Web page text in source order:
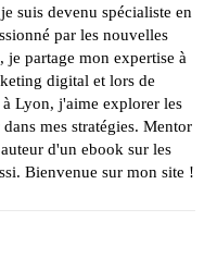
suis devenu spécialiste en
par les nouvelles
je partage mon expertise à
digital et lors de
Lyon, j'aime explorer les
mes stratégies. Mentor
d'un ebook sur les
Bienvenue sur mon site !